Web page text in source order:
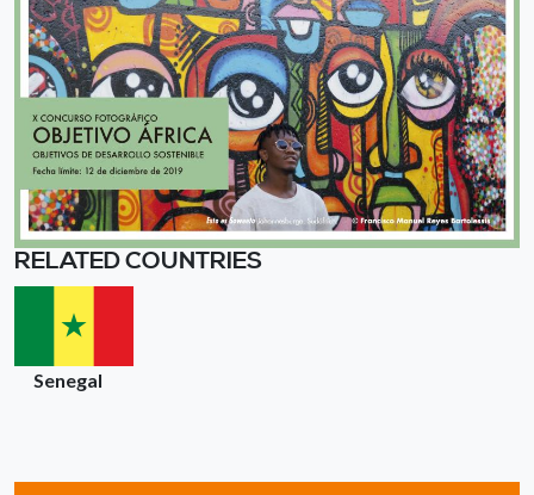
RELATED COUNTRIES
Senegal